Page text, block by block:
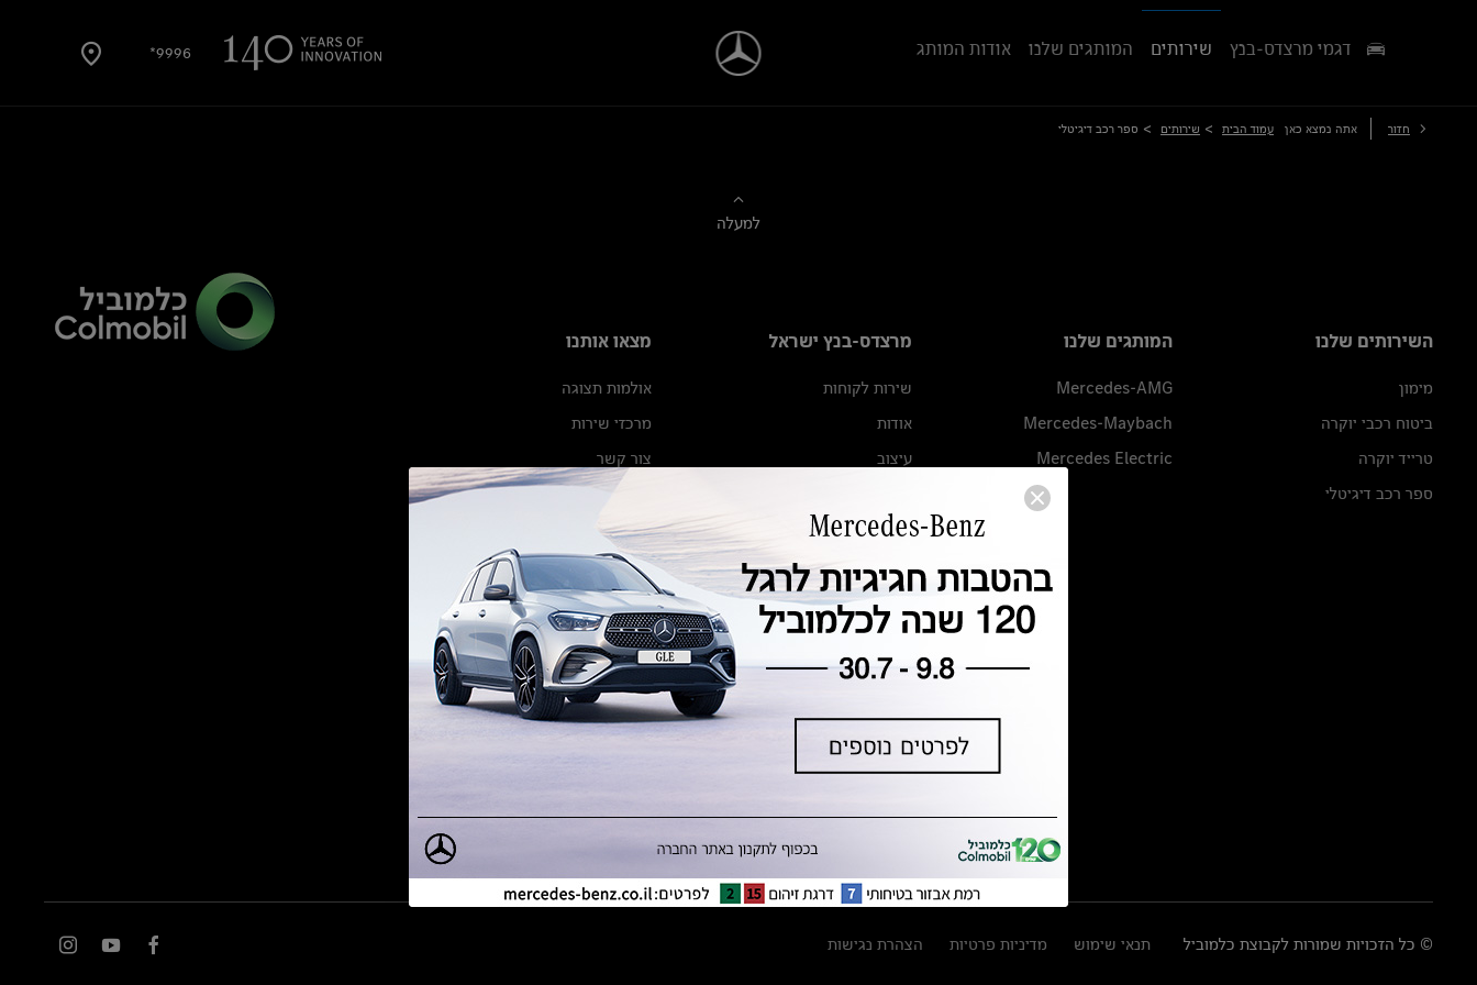
9996* דגמי מרצדס-בנץ שירותים המותגים שלנו אודות המותג
חזור אתה נמצא כאן עמוד הבית > שירותים > ספר רכב דיגיטלי
למעלה
השירותים שלנו
מימון
ביטוח רכבי יוקרה
טרייד יוקרה
ספר רכב דיגיטלי
המותגים שלנו
Mercedes-AMG
Mercedes-Maybach
Mercedes Electric
מרצדס-בנץ ישראל
שירות לקוחות
אודות
עיצוב
מגזין מרצדס-בנץ
ספרי רכב מרצדס-בנץ
נתוני זיהום אוויר וצריכת דלק וחשמל
נתוני תווית צמיגים
מחירון חלפים
הודעה על הטבות לרכבי מרצדס בהסדר
מצאו אותנו
אולמות תצוגה
מרכזי שירות
צור קשר
© כל הזכויות שמורות לקבוצת כלמוביל תנאי שימוש מדיניות פרטיות הצהרת נגישות